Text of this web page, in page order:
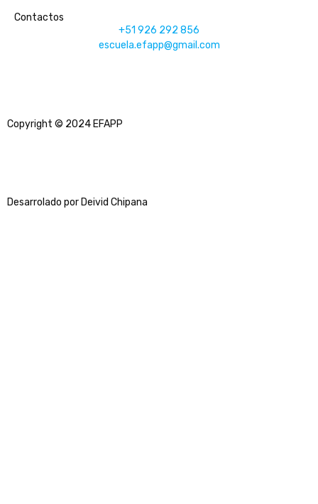
Contactos
+51 926 292 856
escuela.efapp@gmail.com
Copyright © 2024 EFAPP
Desarrolado por Deivid Chipana